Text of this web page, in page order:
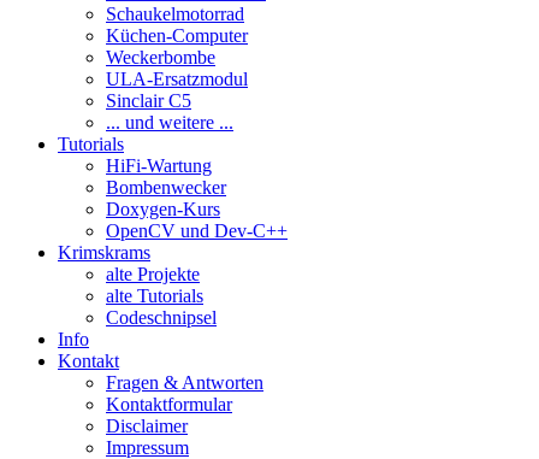
Schaukelmotorrad
Küchen-Computer
Weckerbombe
ULA-Ersatzmodul
Sinclair C5
... und weitere ...
Tutorials
HiFi-Wartung
Bombenwecker
Doxygen-Kurs
OpenCV und Dev-C++
Krimskrams
alte Projekte
alte Tutorials
Codeschnipsel
Info
Kontakt
Fragen & Antworten
Kontaktformular
Disclaimer
Impressum